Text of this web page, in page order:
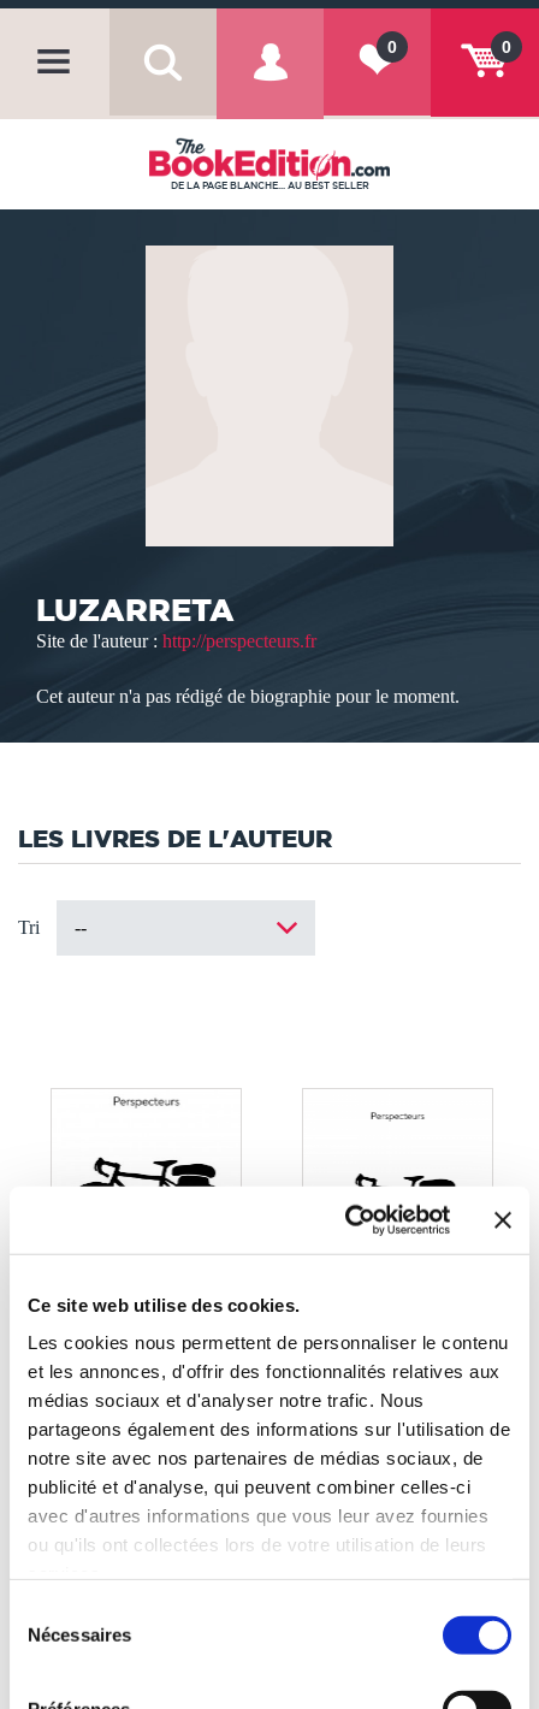
Ce site web utilise des cookies.
Les cookies nous permettent de personnaliser le contenu
et les annonces, d'offrir des fonctionnalités relatives aux
médias sociaux et d'analyser notre trafic. Nous
partageons également des informations sur l'utilisation de
notre site avec nos partenaires de médias sociaux, de
publicité et d'analyse, qui peuvent combiner celles-ci
avec d'autres informations que vous leur avez fournies
ou qu'ils ont collectées lors de votre utilisation de leurs
Nécessaires
0
0
DE LA PAGE BLANCHE... AU BEST SELLER
LUZARRETA
Site de l'auteur : http://perspecteurs.fr
Cet auteur n'a pas rédigé de biographie pour le moment.
LES LIVRES DE L'AUTEUR
Tri
(1 avis)
Perspecteurs
PRINTEMPS 2053
8€90
(1 avis)
Perspecteurs
PRINTEMPS 2053